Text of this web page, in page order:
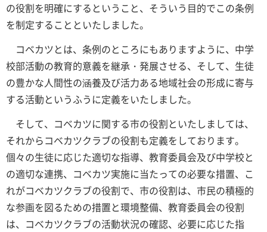
の役割を明確にするということ、そういう目的でこの条例
を制定することといたしました。
コベカツとは、条例のところにもありますように、中学
校部活動の教育的意義を継承・発展させる、そして、生徒
の豊かな人間性の涵養及び活力ある地域社会の形成に寄与
する活動というふうに定義をいたしました。
そして、コベカツに関する市の役割といたしましては、
それからコベカツクラブの役割も定義をしております。
個々の生徒に応じた適切な指導、教育委員会及び中学校と
の適切な連携、コベカツ実施に当たっての必要な措置、こ
れがコベカツクラブの役割で、市の役割は、市民の積極的
な参画を図るための措置と環境整備、教育委員会の役割
は、コベカツクラブの活動状況の確認、必要に応じた指